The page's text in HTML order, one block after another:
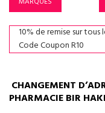
10% de remise sur
Code Coupon R10
CHANGEMENT
PHARMACIE BIR